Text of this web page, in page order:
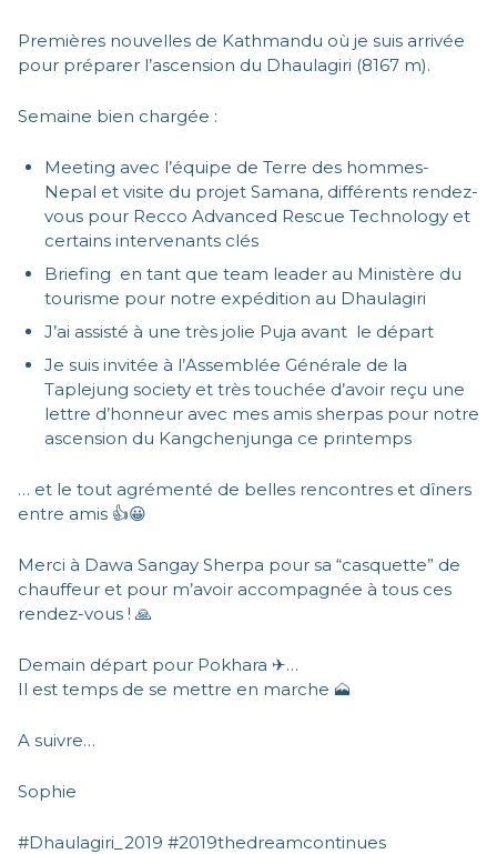
Premières nouvelles de Kathmandu où je suis arrivée
pour préparer l’ascension du Dhaulagiri (8167 m).
Semaine bien chargée :
Meeting avec l’équipe de Terre des hommes-
Nepal et visite du projet Samana, différents rendez-
vous pour Recco Advanced Rescue Technology et
certains intervenants clés
Briefing en tant que team leader au Ministère du
tourisme pour notre expédition au Dhaulagiri
J’ai assisté à une très jolie Puja avant le départ
Je suis invitée à l’Assemblée Générale de la
Taplejung society et très touchée d’avoir reçu une
lettre d’honneur avec mes amis sherpas pour notre
ascension du Kangchenjunga ce printemps
… et le tout agrémenté de belles rencontres et dîners
entre amis 👍😀
Merci à Dawa Sangay Sherpa pour sa “casquette” de
chauffeur et pour m’avoir accompagnée à tous ces
rendez-vous ! 🙏
Demain départ pour Pokhara ✈…
Il est temps de se mettre en marche 🗻
A suivre…
Sophie
#Dhaulagiri_2019 #2019thedreamcontinues